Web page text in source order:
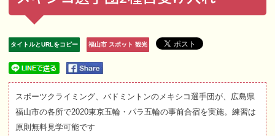
タイトルとURLをコピー 福山市 スポット 観光
スポーツクライミング、バドミントンのメキシコ選手団が、広島県
福山市の各所で2020東京五輪・パラ五輪の事前合宿を実施。練習は
原則無料見学可能です